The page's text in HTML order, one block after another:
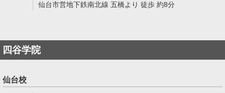
仙台市営地下鉄南北線 五橋より 徒歩 約8分
四谷学院
仙台校